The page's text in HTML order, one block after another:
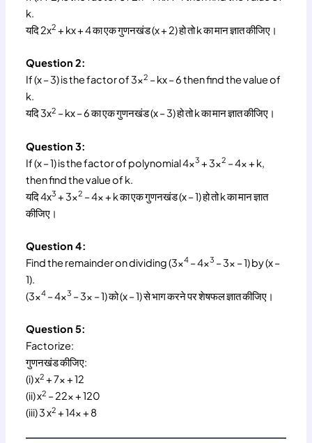
k.
यदि 2x2 + kx + 4 का एक गुणनखंड (x + 2) हो तो k का मान ज्ञात कीजिए।
Question 2:
If (x – 3) is the factor of 3x2 – kx – 6 then find the value of
k.
यदि 3x2 – kx – 6 का एक गुणनखंड (x – 3) हो तो k का मान ज्ञात कीजिए।
Question 3:
If (x – 1) is the factor of polynomial 4x3 + 3x2 – 4x + k,
then find the value of k.
यदि 4x3 + 3x2 – 4x + k का एक गुणनखंड (x – 1) हो तो k का मान ज्ञात
कीजिए।
Question 4:
Find the remainder on dividing (3x4 – 4x3 – 3x – 1) by (x –
1).
(3x4 – 4x3 – 3x – 1) को (x – 1) से भाग करने पर शेषफल ज्ञात कीजिए।
Question 5:
Factorize:
गुणनखंड कीजिए:
(i) x2 + 7x + 12
(ii) x2 – 22x + 120
(iii) 3 x2 + 14x + 8